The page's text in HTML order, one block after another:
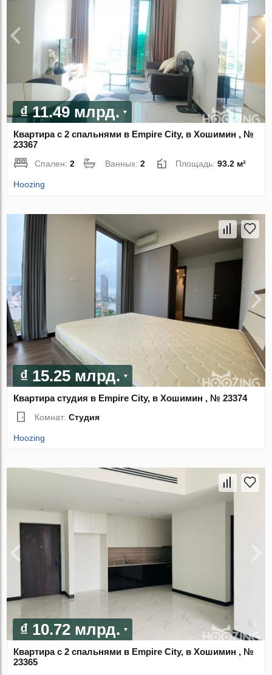
₫ 11.49 млрд.
Квартира с 2 спальнями в Empire City, в Хошимин , №
23367
Спален:2 Ванных:2 Площадь:93.2 м²
Hoozing
₫ 15.25 млрд.
Квартира студия в Empire City, в Хошимин , № 23374
Комнат:Студия
Hoozing
₫ 10.72 млрд.
Квартира с 2 спальнями в Empire City, в Хошимин , №
23365